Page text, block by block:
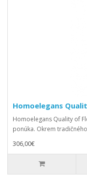
Homoelegans
Homoelegans Quality of
ponúka. Okrem
306,00€